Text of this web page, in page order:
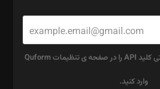
برای استفاده از ریکپچا بایستی کلید API را در صفحه ی تنظیمات Quform
وارد کنید.